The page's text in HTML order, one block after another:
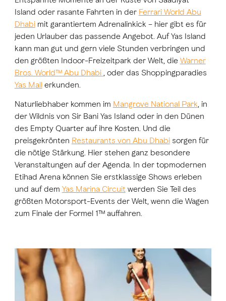
Island oder rasante Fahrten in der Ferrari World Abu
Dhabimit garantiertem Adrenalinkick – hier gibt es für
jeden Urlauber das passende Angebot. Auf Yas Island
kann man gut und gern viele Stunden verbringen und
den größten Indoor-Freizeitpark der Welt, die Warner
Bros. World™ Abu Dhabi , oder das Shoppingparadies
Yas Mallerkunden.
Naturliebhaber kommen im Mangrove National Park, in
der Wildnis von Sir Bani Yas Island oder in den Dünen
des Empty Quarter auf ihre Kosten. Und die
preisgekrönten Restaurants von Abu Dhabisorgen für
die nötige Stärkung. Hier stehen ganz besondere
Veranstaltungen auf der Agenda. In der topmodernen
Etihad Arena können Sie erstklassige Shows erleben
und auf dem Yas Marina Circuitwerden Sie Teil des
größten Motorsport-Events der Welt, wenn die Wagen
zum Finale der Formel 1™ auffahren.